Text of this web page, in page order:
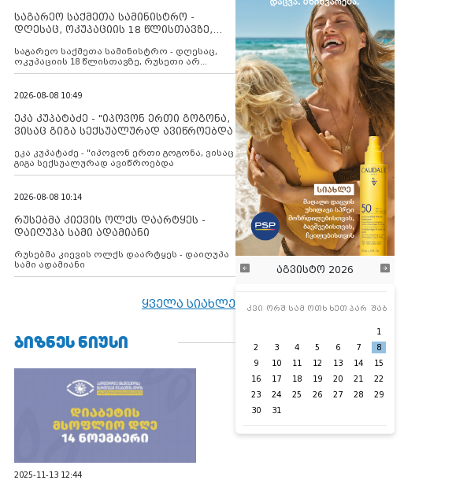
საგარეო საქმეთა სამინისტრო -
დღესაც, ოკუპაციის 18 წლისთავზე,
შუამავლ
საგარეო საქმეთა სამინისტრო - დღესაც,
ოკუპაციის 18 წლისთავზე, რუსეთი არ
ასრულებს ევროკავშირის შუამავლობით
შეწყვეტის შეთანხმებას. მეტიც, რუსეთი
ოკუპირებულ რეგიონებში, აგრძელებს მათი
მილიტარიზაციის პროცესს და აქტიურად
დგამს ნაბიჯებს მათი ფაქტობრივი
2026-08-08 10:49
ეკა კუპატაძე - "იპოვონ ერთი გოგონა,
ვისაც გიგა სექსუალურად ავიწროებდა
ეკა კუპატაძე - "იპოვონ ერთი გოგონა, ვისაც
გიგა სექსუალურად ავიწროებდა
2026-08-08 10:14
რუსებმა კიევის ოლქს დაარტყეს -
დაიღუპა სამი ადამიანი
რუსებმა კიევის ოლქს დაარტყეს - დაიღუპა
სამი ადამიანი
ყველა სიახლე
ᲑᲘᲖᲜᲔᲡ ᲜᲘᲣᲡᲘ
2025-11-13 12:44
აგვისტო 2026
კვი ორშ სამ ოთხ ხუთ პარ შაბ
1
2
3 4 5 6 7
8
9
10 11 12 13 14
15
16
17 18 19 20 21
22
23
24 25 26 27 28
29
30
31